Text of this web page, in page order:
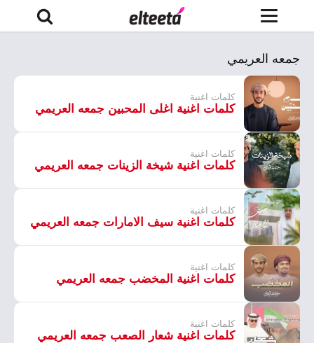
جمعه العريمي
كلمات اغنية
كلمات اغنية اغلى المحبين جمعه العريمي
كلمات اغنية
كلمات اغنية شيخة الزينات جمعه العريمي
كلمات اغنية
كلمات اغنية سيف الامارات جمعه العريمي
كلمات اغنية
كلمات اغنية المخضب جمعه العريمي
كلمات اغنية
كلمات اغنية شعار الصعب جمعه العريمي